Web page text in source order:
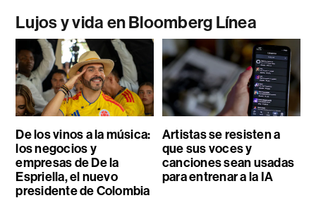
Lujos y vida en Bloomberg Línea
De los vinos a la música:
los negocios y
empresas de De la
Espriella, el nuevo
presidente de Colombia
Artistas se resisten a
que sus voces y
canciones sean usadas
para entrenar a la IA